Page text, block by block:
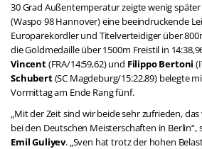
30 Grad Außentemperatur zeigte wenig
(Waspo 98 Hannover) eine beeindruckende
Europarekordler und Titelverteidiger über
die Goldmedaille über 1500m Freistil in
Vincent(FRA/14:59,62) und Filippo Bertoni
Schubert(SC Magdeburg/15:22,89) belegte
Vormittag am Ende Rang fünf.
„Mit der Zeit sind wir beide sehr zufrieden,
bei den Deutschen Meisterschaften in Berlin“,
Emil Guliyev. „Sven hat trotz der hohen